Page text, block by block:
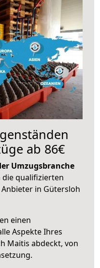
ab 86€
Umzugsbranche
qualifizierten
in Gütersloh
einen
Aspekte Ihres
Maitis abdeckt, von